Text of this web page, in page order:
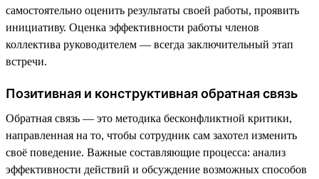
самостоятельно оценить результаты своей работы, проявить
инициативу. Оценка эффективности работы членов
коллектива руководителем — всегда заключительный этап
встречи.
Позитивная и конструктивная обратная связь
Обратная связь — это методика бесконфликтной критики,
направленная на то, чтобы сотрудник сам захотел изменить
своё поведение. Важные составляющие процесса: анализ
эффективности действий и обсуждение возможных способов